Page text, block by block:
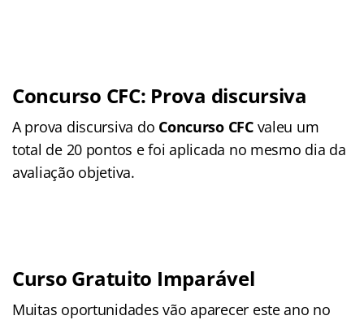
Concurso CFC: Prova discursiva
A prova discursiva do Concurso CFCvaleu um
total de 20 pontos e foi aplicada no mesmo dia da
avaliação objetiva.
Curso Gratuito Imparável
Muitas oportunidades vão aparecer este ano no